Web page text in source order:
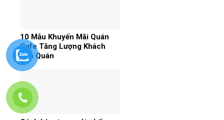
10 Mẫu Khuyến Mãi Quán
Cafe Tăng Lượng Khách
Đến Quán